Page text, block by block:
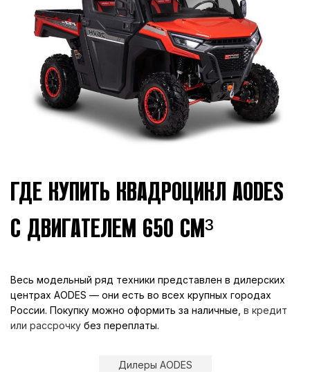
ГДЕ КУПИТЬ КВАДРОЦИКЛ AODES
С ДВИГАТЕЛЕМ 650 СМ³
Весь модельный ряд техники представлен в дилерских
центрах AODES — они есть во всех крупных городах
России. Покупку можно оформить за наличные, в кредит
или рассрочку без переплаты.
Дилеры AODES